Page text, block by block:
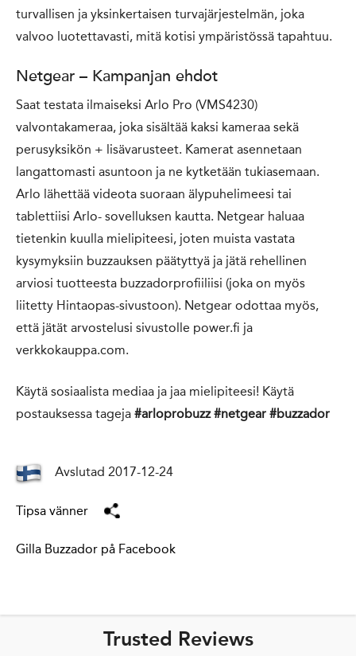
turvallisen ja yksinkertaisen turvajärjestelmän, joka
valvoo luotettavasti, mitä kotisi ympäristössä tapahtuu.
Netgear – Kampanjan ehdot
Saat testata ilmaiseksi Arlo Pro (VMS4230)
valvontakameraa, joka sisältää kaksi kameraa sekä
perusyksikön + lisävarusteet. Kamerat asennetaan
langattomasti asuntoon ja ne kytketään tukiasemaan.
Arlo lähettää videota suoraan älypuhelimeesi tai
tablettiisi Arlo- sovelluksen kautta. Netgear haluaa
tietenkin kuulla mielipiteesi, joten muista vastata
kysymyksiin buzzauksen päätyttyä ja jätä rehellinen
arviosi tuotteesta buzzadorprofiiliisi (joka on myös
liitetty Hintaopas-sivustoon). Netgear odottaa myös,
että jätät arvostelusi sivustolle power.fi ja
verkkokauppa.com.
Käytä sosiaalista mediaa ja jaa mielipiteesi! Käytä
postauksessa tageja #arloprobuzz #netgear #buzzador
Avslutad 2017-12-24
Tipsa vänner
Gilla Buzzador på Facebook
Trusted Reviews